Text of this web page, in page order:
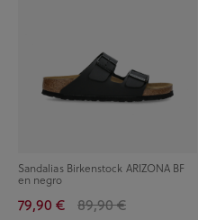
Sandalias Birkenstock ARIZONA BF
en negro
79,90 € 89,90 €